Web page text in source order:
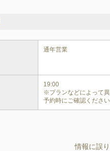
通年営業
19:00
※プランなどによって
予約時にご確認くださ
情報に誤